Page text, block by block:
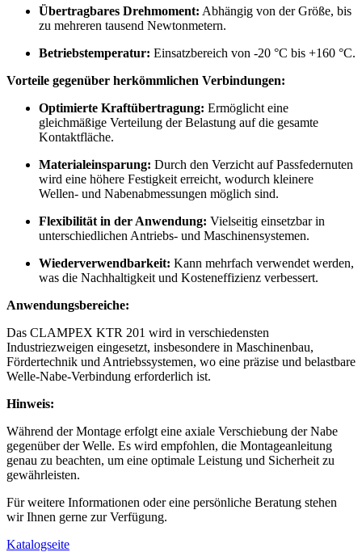
Übertragbares Drehmoment: Abhängig von der Größe, bis
zu mehreren tausend Newtonmetern.
Betriebstemperatur: Einsatzbereich von -20 °C bis +160 °C.
Vorteile gegenüber herkömmlichen Verbindungen:
Optimierte Kraftübertragung: Ermöglicht eine
gleichmäßige Verteilung der Belastung auf die gesamte
Kontaktfläche.
Materialeinsparung: Durch den Verzicht auf Passfedernuten
wird eine höhere Festigkeit erreicht, wodurch kleinere
Wellen- und Nabenabmessungen möglich sind.
Flexibilität in der Anwendung: Vielseitig einsetzbar in
unterschiedlichen Antriebs- und Maschinensystemen.
Wiederverwendbarkeit: Kann mehrfach verwendet werden,
was die Nachhaltigkeit und Kosteneffizienz verbessert.
Anwendungsbereiche:
Das CLAMPEX KTR 201 wird in verschiedensten
Industriezweigen eingesetzt, insbesondere in Maschinenbau,
Fördertechnik und Antriebssystemen, wo eine präzise und belastbare
Welle-Nabe-Verbindung erforderlich ist.
Hinweis:
Während der Montage erfolgt eine axiale Verschiebung der Nabe
gegenüber der Welle. Es wird empfohlen, die Montageanleitung
genau zu beachten, um eine optimale Leistung und Sicherheit zu
gewährleisten.
Für weitere Informationen oder eine persönliche Beratung stehen
wir Ihnen gerne zur Verfügung.
Katalogseite